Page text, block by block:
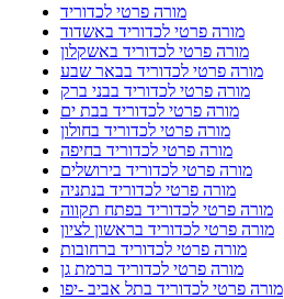
מורה פרטי לכדוריד
מורה פרטי לכדוריד באשדוד
מורה פרטי לכדוריד באשקלון
מורה פרטי לכדוריד בבאר שבע
מורה פרטי לכדוריד בבני ברק
מורה פרטי לכדוריד בבת ים
מורה פרטי לכדוריד בחולון
מורה פרטי לכדוריד בחיפה
מורה פרטי לכדוריד בירושלים
מורה פרטי לכדוריד בנתניה
מורה פרטי לכדוריד בפתח תקווה
מורה פרטי לכדוריד בראשון לציון
מורה פרטי לכדוריד ברחובות
מורה פרטי לכדוריד ברמת גן
מורה פרטי לכדוריד בתל אביב -יפו